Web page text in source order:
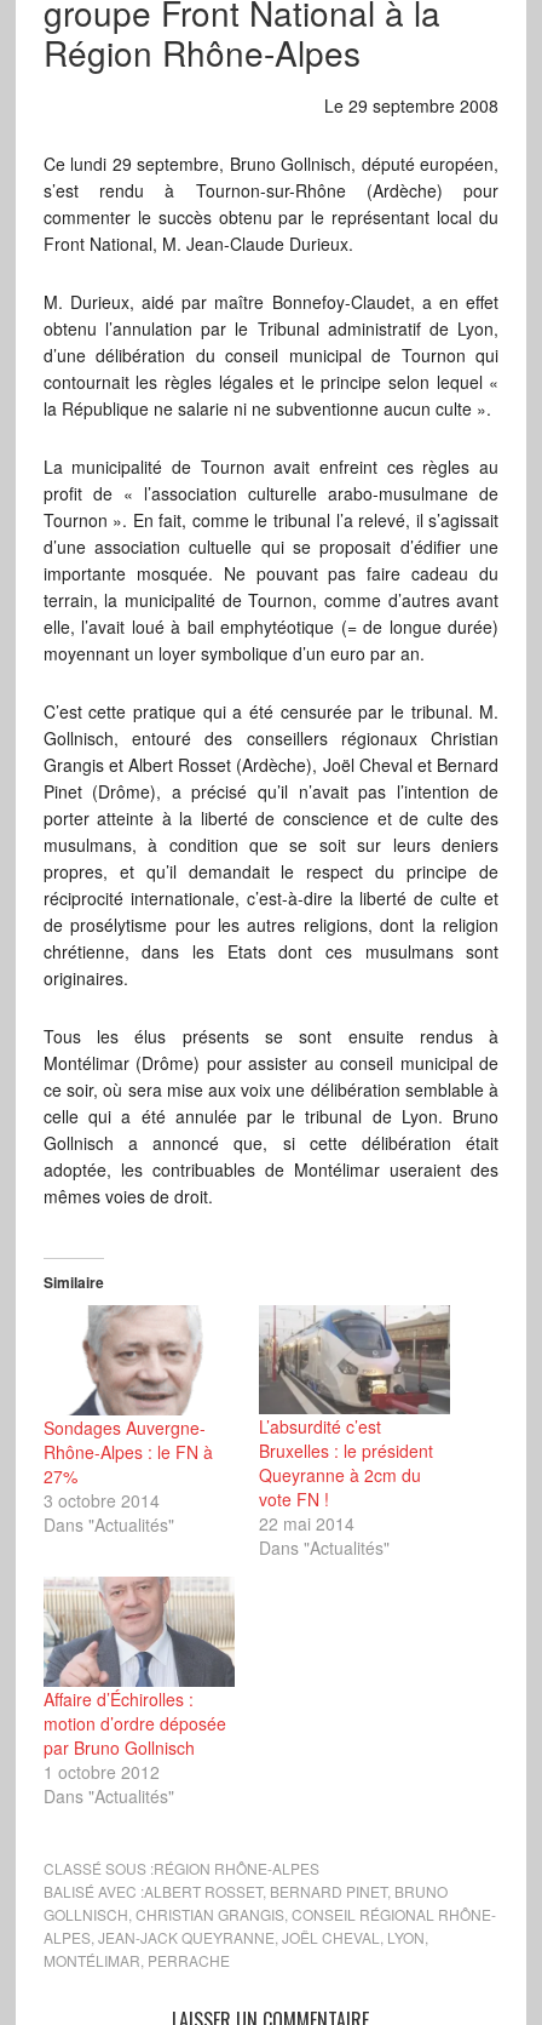
groupe Front National à la
Région Rhône-Alpes
Le 29 septembre 2008
Ce lundi 29 septembre, Bruno Gollnisch, député européen,
s’est rendu à Tournon-sur-Rhône (Ardèche) pour
commenter le succès obtenu par le représentant local du
Front National, M. Jean-Claude Durieux.
M. Durieux, aidé par maître Bonnefoy-Claudet, a en effet
obtenu l’annulation par le Tribunal administratif de Lyon,
d’une délibération du conseil municipal de Tournon qui
contournait les règles légales et le principe selon lequel «
la République ne salarie ni ne subventionne aucun culte ».
La municipalité de Tournon avait enfreint ces règles au
profit de « l’association culturelle arabo-musulmane de
Tournon ». En fait, comme le tribunal l’a relevé, il s’agissait
d’une association cultuelle qui se proposait d’édifier une
importante mosquée. Ne pouvant pas faire cadeau du
terrain, la municipalité de Tournon, comme d’autres avant
elle, l’avait loué à bail emphytéotique (= de longue durée)
moyennant un loyer symbolique d’un euro par an.
C’est cette pratique qui a été censurée par le tribunal. M.
Gollnisch, entouré des conseillers régionaux Christian
Grangis et Albert Rosset (Ardèche), Joël Cheval et Bernard
Pinet (Drôme), a précisé qu’il n’avait pas l’intention de
porter atteinte à la liberté de conscience et de culte des
musulmans, à condition que se soit sur leurs deniers
propres, et qu’il demandait le respect du principe de
réciprocité internationale, c’est-à-dire la liberté de culte et
de prosélytisme pour les autres religions, dont la religion
chrétienne, dans les Etats dont ces musulmans sont
originaires.
Tous les élus présents se sont ensuite rendus à
Montélimar (Drôme) pour assister au conseil municipal de
ce soir, où sera mise aux voix une délibération semblable à
celle qui a été annulée par le tribunal de Lyon. Bruno
Gollnisch a annoncé que, si cette délibération était
adoptée, les contribuables de Montélimar useraient des
mêmes voies de droit.
Similaire
Sondages Auvergne-
Rhône-Alpes : le FN à
27%
3 octobre 2014
Dans "Actualités"
L’absurdité c’est
Bruxelles : le président
Queyranne à 2cm du
vote FN !
22 mai 2014
Dans "Actualités"
Affaire d’Échirolles :
motion d’ordre déposée
par Bruno Gollnisch
1 octobre 2012
Dans "Actualités"
CLASSÉ SOUS :RÉGION RHÔNE-ALPES
BALISÉ AVEC :ALBERT ROSSET, BERNARD PINET, BRUNO
GOLLNISCH CHRISTIAN GRANGIS, CONSEIL RÉGIONAL RHÔNE-
ALPES, JEAN-JACK QUEYRANNE JOËL CHEVAL LYON
MONTÉLIMAR PERRACHE